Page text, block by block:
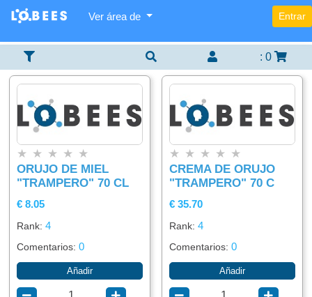
Ver área de Entrar
:0
Categorías
×
Alimentación
Lista
Items
×
Agregar
item
Buscador
×
★ ★ ★ ★ ★
ORUJO DE MIEL
"TRAMPERO" 70 CL
€ 8.05
Rank:4
Comentarios:0
Añadir
★ ★ ★ ★ ★
CREMA DE ORUJO
"TRAMPERO" 70 C
€ 35.70
Rank:4
Comentarios:0
Añadir